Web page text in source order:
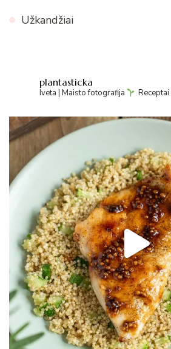
Užkandžiai
plantasticka
Iveta | Maisto fotografija